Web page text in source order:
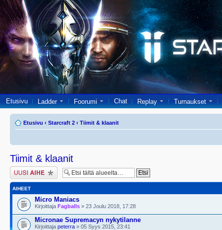
Etusivu Ladder Foorumi Chat Replay Turnaukset
Etusivu ‹ Starcraft 2 ‹ Tiimit & klaanit
Tiimit & klaanit
Lähetä uusi viesti
AIHEET
Micro Maniacs
Kirjoittaja Fagballs » 23 Joulu 2018, 17:28
Micronae Supremacyn nykytilanne
Kirjoittaja peterra » 05 Syys 2015, 23:41